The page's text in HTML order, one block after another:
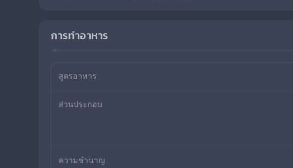
การทำอาหาร
สูตรอาหาร
ส่วนประกอบ
ความชำนาญ